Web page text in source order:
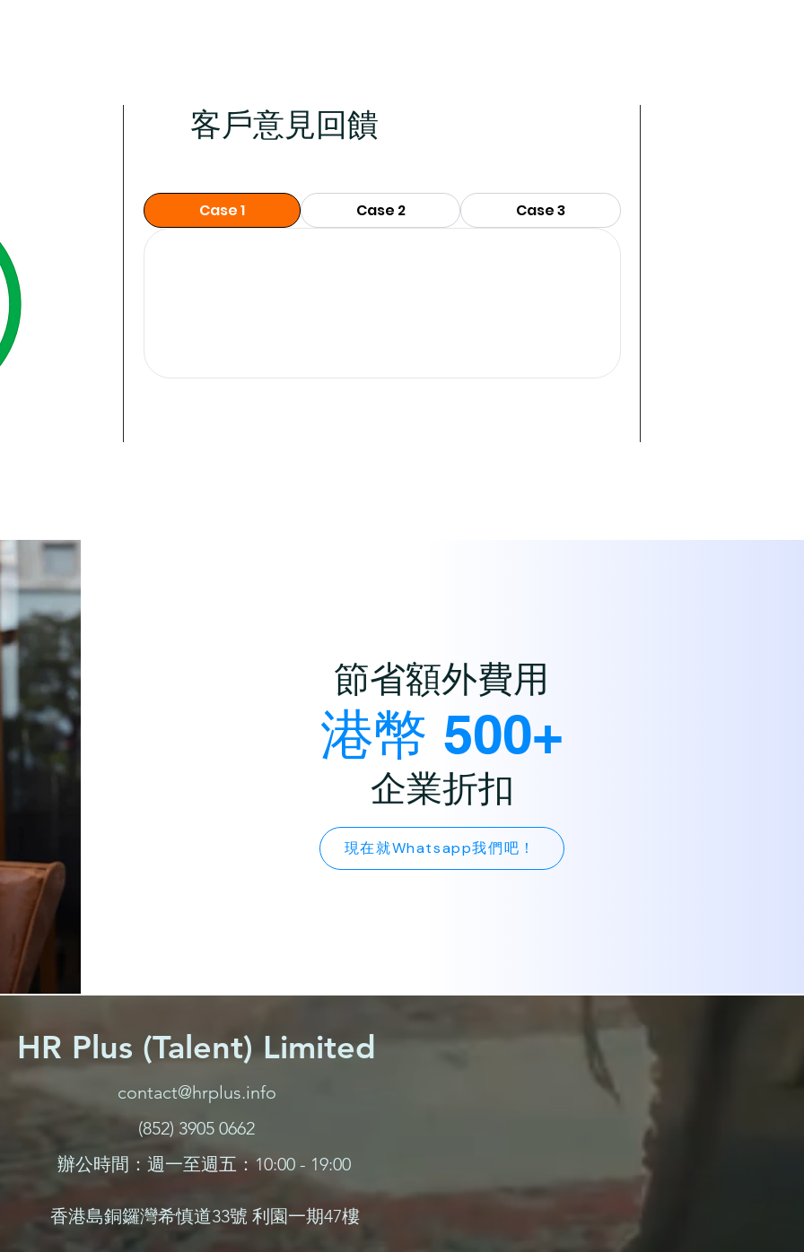
客戶意見回饋
Case 1 Case 2 Case 3
節省額外費用
港幣 500+
企業折扣
現在就Whatsapp我們吧！
HR Plus (Talent) Limited
contact@hrplus.info
(852) 3905 0662
辦公時間：週一至週五：10:00 - 19:00
香港島銅鑼灣希慎道33號 利園一期47樓